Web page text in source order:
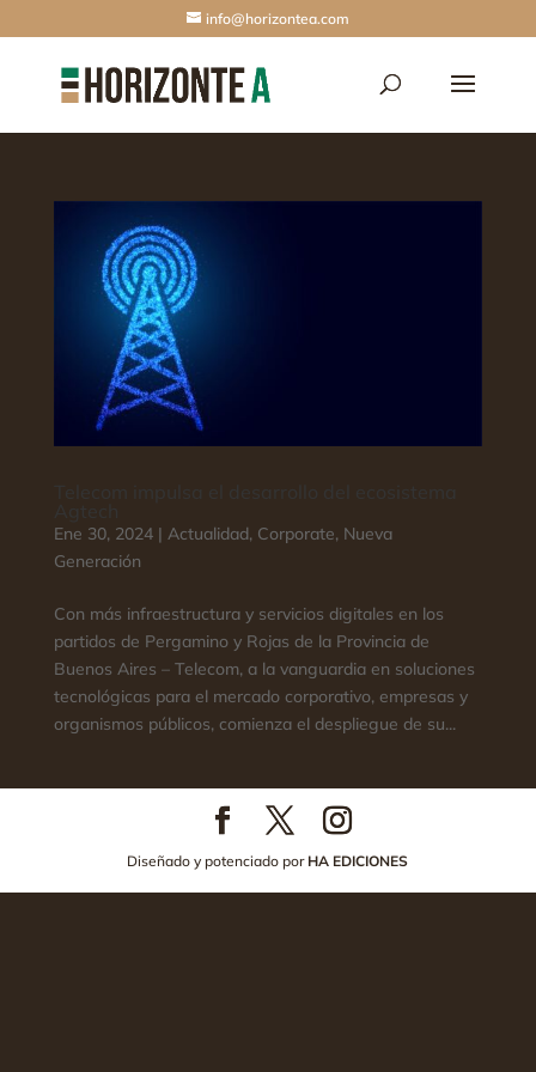
info@horizontea.com
Ene 30, 2024| Actualidad, Corporate, Nueva
Generación
Con más infraestructura y servicios digitales en los
partidos de Pergamino y Rojas de la Provincia de
Buenos Aires – Telecom, a la vanguardia en soluciones
tecnológicas para el mercado corporativo, empresas y
organismos públicos, comienza el despliegue de su...
Diseñado y potenciado por HA EDICIONES